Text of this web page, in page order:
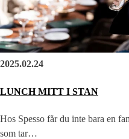
2025.02.24
LUNCH MITT I STAN
Hos Spesso får du inte bara en
som tar…